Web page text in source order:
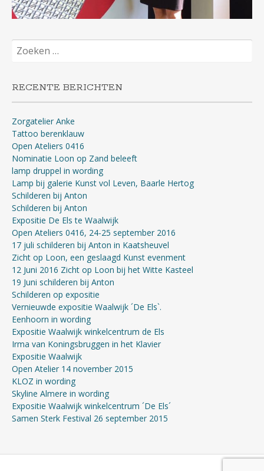
Zoeken
naar:
RECENTE BERICHTEN
Zorgatelier Anke
Tattoo berenklauw
Open Ateliers 0416
Nominatie Loon op Zand beleeft
lamp druppel in wording
Lamp bij galerie Kunst vol Leven, Baarle Hertog
Schilderen bij Anton
Schilderen bij Anton
Expositie De Els te Waalwijk
Open Ateliers 0416, 24-25 september 2016
17 juli schilderen bij Anton in Kaatsheuvel
Zicht op Loon, een geslaagd Kunst evenment
12 Juni 2016 Zicht op Loon bij het Witte Kasteel
19 Juni schilderen bij Anton
Schilderen op expositie
Vernieuwde expositie Waalwijk ´De Els`.
Eenhoorn in wording
Expositie Waalwijk winkelcentrum de Els
Irma van Koningsbruggen in het Klavier
Expositie Waalwijk
Open Atelier 14 november 2015
KLOZ in wording
Skyline Almere in wording
Expositie Waalwijk winkelcentrum ´De Els´
Samen Sterk Festival 26 september 2015